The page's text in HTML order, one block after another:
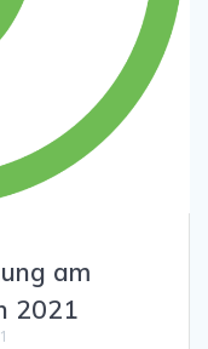
am
2021